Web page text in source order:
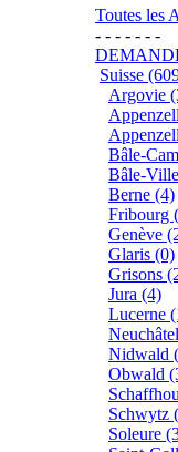
Toutes les
- - - - - - -
Suisse
Argovie
Bâle-
Bâle-
Berne (4)
Fribourg
Genève
Glaris (0)
Grisons
Jura (4)
Lucerne
Nidwald
Obwald
Schwytz
Soleure